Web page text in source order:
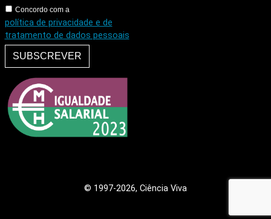
Concordo com a
política de privacidade e de
tratamento de dados pessoais
SUBSCREVER
© 1997-2026, Ciência Viva